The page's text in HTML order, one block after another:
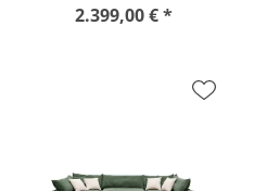
2.399,00 € *